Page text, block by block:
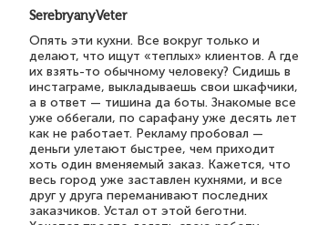
SerebryanyVeter
Опять эти кухни. Все вокруг только и
делают, что ищут «теплых» клиентов. А где
их взять-то обычному человеку? Сидишь в
инстаграме, выкладываешь свои шкафчики,
а в ответ — тишина да боты. Знакомые все
уже оббегали, по сарафану уже десять лет
как не работает. Рекламу пробовал —
деньги улетают быстрее, чем приходит
хоть один вменяемый заказ. Кажется, что
весь город уже заставлен кухнями, и все
друг у друга переманивают последних
заказчиков. Устал от этой беготни.